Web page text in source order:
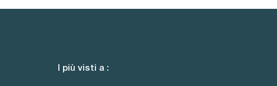
I più visti a :